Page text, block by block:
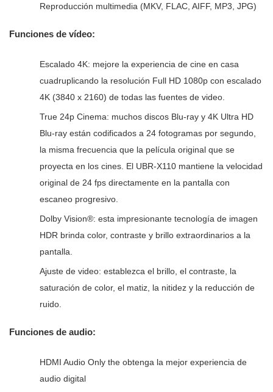
Reproducción multimedia (MKV, FLAC, AIFF, MP3, JPG)
Funciones de vídeo:
Escalado 4K: mejore la experiencia de cine en casa
cuadruplicando la resolución Full HD 1080p con escalado
4K (3840 x 2160) de todas las fuentes de video.
True 24p Cinema: muchos discos Blu-ray y 4K Ultra HD
Blu-ray están codificados a 24 fotogramas por segundo,
la misma frecuencia que la película original que se
proyecta en los cines. El UBR-X110 mantiene la velocidad
original de 24 fps directamente en la pantalla con
escaneo progresivo.
Dolby Vision®: esta impresionante tecnología de imagen
HDR brinda color, contraste y brillo extraordinarios a la
pantalla.
Ajuste de video: establezca el brillo, el contraste, la
saturación de color, el matiz, la nitidez y la reducción de
ruido.
Funciones de audio:
HDMI Audio Only the obtenga la mejor experiencia de
audio digital